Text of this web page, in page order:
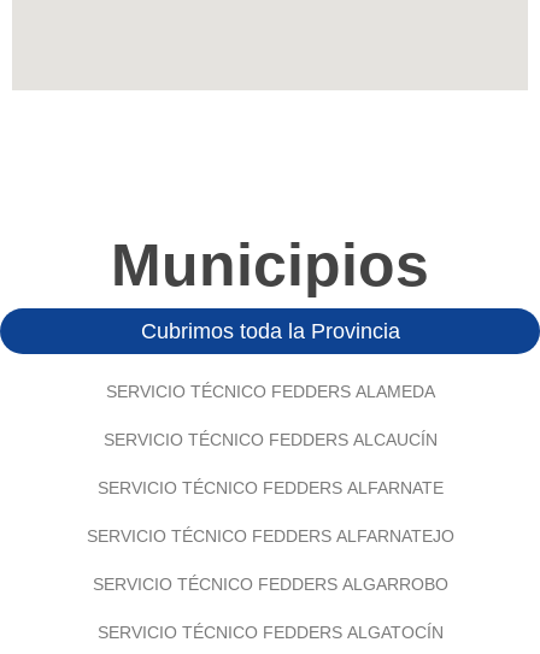
Municipios
Cubrimos toda la Provincia
SERVICIO TÉCNICO FEDDERS ALAMEDA
SERVICIO TÉCNICO FEDDERS ALCAUCÍN
SERVICIO TÉCNICO FEDDERS ALFARNATE
SERVICIO TÉCNICO FEDDERS ALFARNATEJO
SERVICIO TÉCNICO FEDDERS ALGARROBO
SERVICIO TÉCNICO FEDDERS ALGATOCÍN